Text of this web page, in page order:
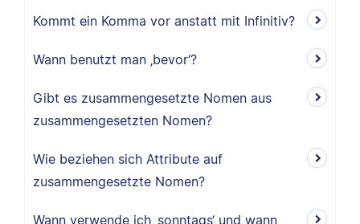
Kommt ein Komma vor anstatt mit Infinitiv?
Wann benutzt man ‚bevor‘?
Gibt es zusammengesetzte Nomen aus
zusammengesetzten Nomen?
Wie beziehen sich Attribute auf
zusammengesetzte Nomen?
Wann verwende ich ‚sonntags‘ und wann